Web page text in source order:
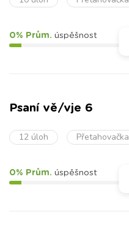
0% Prům. úspěšnost
Psaní vě/vje 6
12 úloh Přetahovačka
0% Prům. úspěšnost